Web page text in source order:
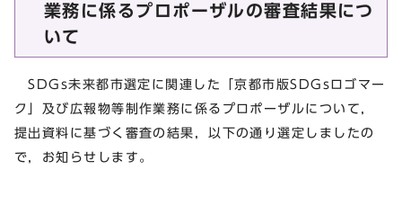
業務に係るプロポーザルの審査結果につ
いて
SDGs未来都市選定に関連した「京都市版SDGsロゴマー
ク」及び広報物等制作業務に係るプロポーザルについて，
提出資料に基づく審査の結果，以下の通り選定しましたの
で，お知らせします。